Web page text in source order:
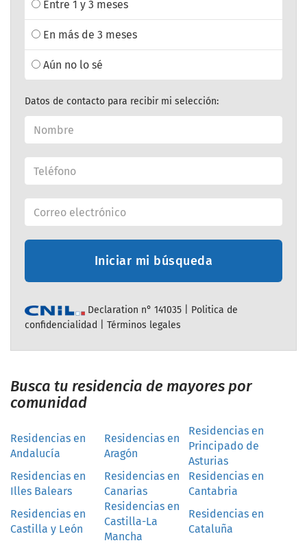
Entre 1 y 3 meses
En más de 3 meses
Aún no lo sé
Datos de contacto para recibir mi selección:
Iniciar mi búsqueda
Declaration n° 141035 | Politica de
confidencialidad
Términos legales
Busca tu residencia de mayores por
comunidad
Residencias en
Andalucía
Residencias en
Aragón
Residencias en
Principado de
Asturias
Residencias en
Illes Balears
Residencias en
Canarias
Residencias en
Cantabria
Residencias en
Castilla y León
Residencias en
Castilla-La
Mancha
Residencias en
Cataluña